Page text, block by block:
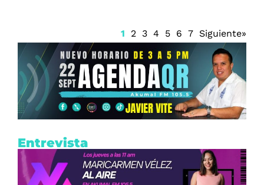
1 2 3 4 5 6 7 Siguiente»
Entrevista